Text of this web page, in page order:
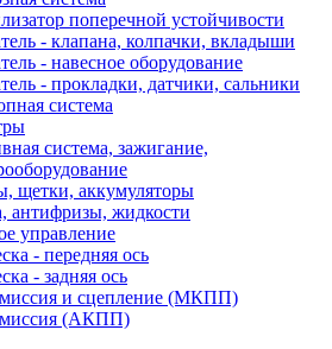
поперечной устойчивости
- клапана, колпачки, вкладыши
- навесное оборудование
- прокладки, датчики, сальники
система
система, зажигание,
щетки, аккумуляторы
антифризы, жидкости
управление
- передняя ось
- задняя ось
и сцепление (МКПП)
(АКПП)